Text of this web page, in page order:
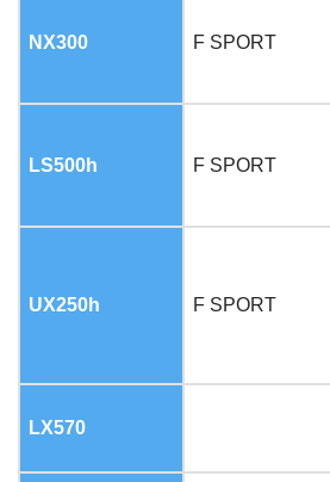
NX300 F SPORT
LS500h F SPORT
UX250h F SPORT
LX570